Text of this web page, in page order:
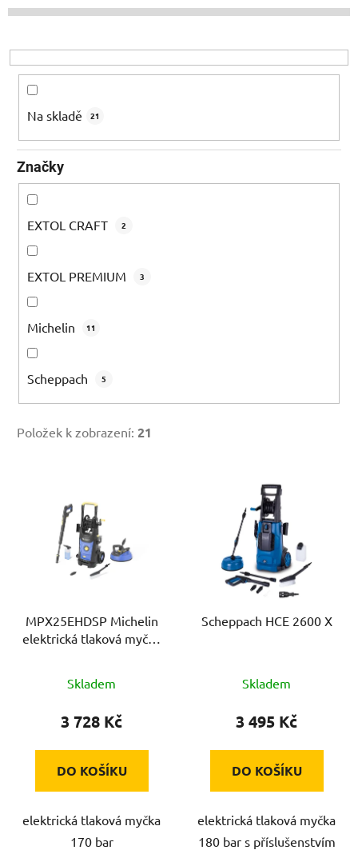
p
o
d
ů
Na skladě 21
Značky
EXTOL CRAFT 2
EXTOL PREMIUM 3
Michelin 11
Scheppach 5
Položek k zobrazení: 21
MPX25EHDSP Michelin
elektrická tlaková myčka
Skladem
3 728 Kč
DO KOŠÍKU
elektrická tlaková myčka
170 bar
Scheppach HCE 2600 X
Skladem
3 495 Kč
DO KOŠÍKU
elektrická tlaková myčka
180 bar s příslušenstvím